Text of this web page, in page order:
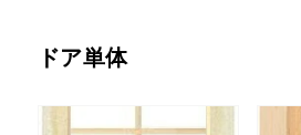
ドア単体